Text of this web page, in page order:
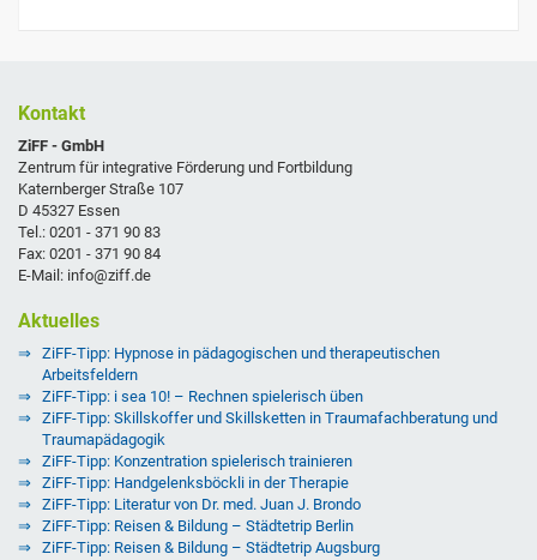
Kontakt
ZiFF - GmbH
Zentrum für integrative Förderung und Fortbildung
Katernberger Straße 107
D 45327 Essen
Tel.: 0201 - 371 90 83
Fax: 0201 - 371 90 84
E-Mail: info@ziff.de
Aktuelles
ZiFF-Tipp: Hypnose in pädagogischen und therapeutischen
Arbeitsfeldern
ZiFF-Tipp: i sea 10! – Rechnen spielerisch üben
ZiFF-Tipp: Skillskoffer und Skillsketten in Traumafachberatung und
Traumapädagogik
ZiFF-Tipp: Konzentration spielerisch trainieren
ZiFF-Tipp: Handgelenksböckli in der Therapie
ZiFF-Tipp: Literatur von Dr. med. Juan J. Brondo
ZiFF-Tipp: Reisen & Bildung – Städtetrip Berlin
ZiFF-Tipp: Reisen & Bildung – Städtetrip Augsburg